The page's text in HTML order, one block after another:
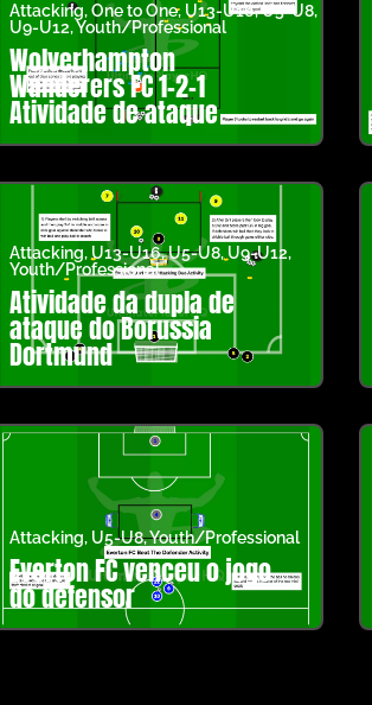
Attacking,One to One, U13-U16,U5-U8,
U9-U12,Youth/Professional
Wolverhampton
Wanderers FC 1-2-1
Atividade de ataque
Attacking, U13-U16,U5-U8, U9-U12,
Youth/Professional
Atividade da dupla de
ataque do Borussia
Dortmund
Attacking, U5-U8,Youth/Professional
Everton FC venceu o jogo
do defensor